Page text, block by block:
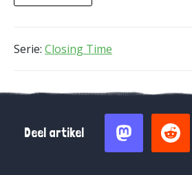
Serie: Closing Time
Deel artikel